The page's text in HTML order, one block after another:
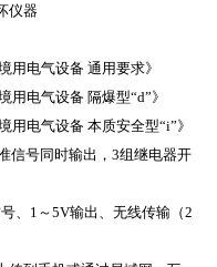
仪器
用电气设备 通用要求》
用电气设备 隔爆型“d”》
用电气设备 本质安全型“i”》
信号同时输出， 3组继电器开
、 1 ～5V输出、无线传输（2